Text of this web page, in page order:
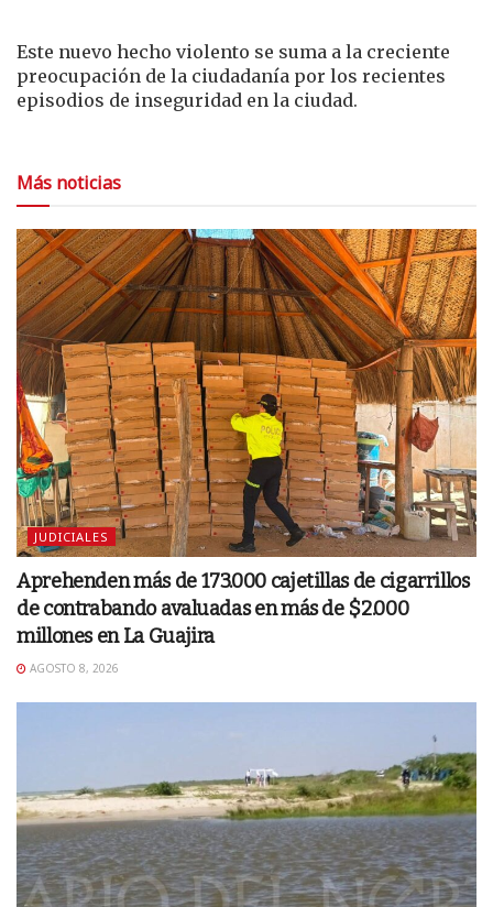
Este nuevo hecho violento se suma a la creciente
preocupación de la ciudadanía por los recientes
episodios de inseguridad en la ciudad.
Más noticias
JUDICIALES
Aprehenden más de 173.000 cajetillas de cigarrillos
de contrabando avaluadas en más de $2.000
millones en La Guajira
AGOSTO 8, 2026